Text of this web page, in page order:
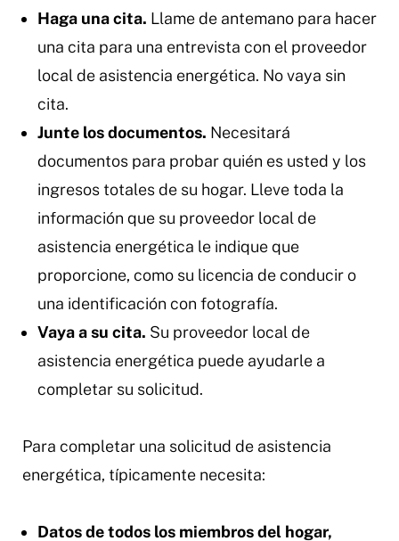
Haga una cita. Llame de antemano para hacer
una cita para una entrevista con el proveedor
local de asistencia energética. No vaya sin
cita.
Junte los documentos. Necesitará
documentos para probar quién es usted y los
ingresos totales de su hogar. Lleve toda la
información que su proveedor local de
asistencia energética le indique que
proporcione, como su licencia de conducir o
una identificación con fotografía.
Vaya a su cita. Su proveedor local de
asistencia energética puede ayudarle a
completar su solicitud.
Para completar una solicitud de asistencia
energética, típicamente necesita:
Datos de todos los miembros del hogar,